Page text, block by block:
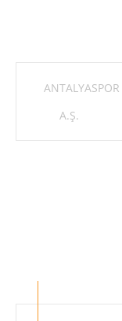
ANTALYASPOR
A.Ş.